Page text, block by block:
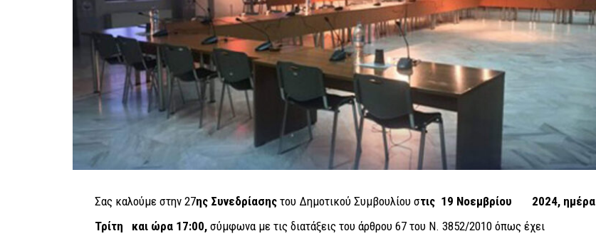
Σας καλούμε στην 27ης Συνεδρίασηςτου Δημοτικού Συμβουλίου στις 19 Νοεμβρίου 2024, ημέρα
Τρίτη και ώρα 17:00, σύμφωνα με τις διατάξεις του άρθρου 67 του Ν. 3852/2010 όπως έχει